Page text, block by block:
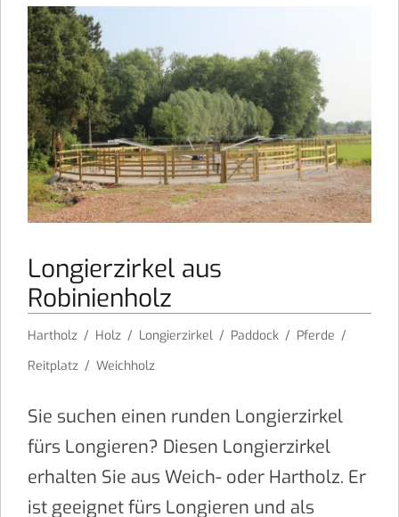
Longierzirkel aus
Robinienholz
Hartholz / Holz / Longierzirkel / Paddock / Pferde /
Reitplatz / Weichholz
Sie suchen einen runden Longierzirkel
fürs Longieren? Diesen Longierzirkel
erhalten Sie aus Weich- oder Hartholz. Er
ist geeignet fürs Longieren und als